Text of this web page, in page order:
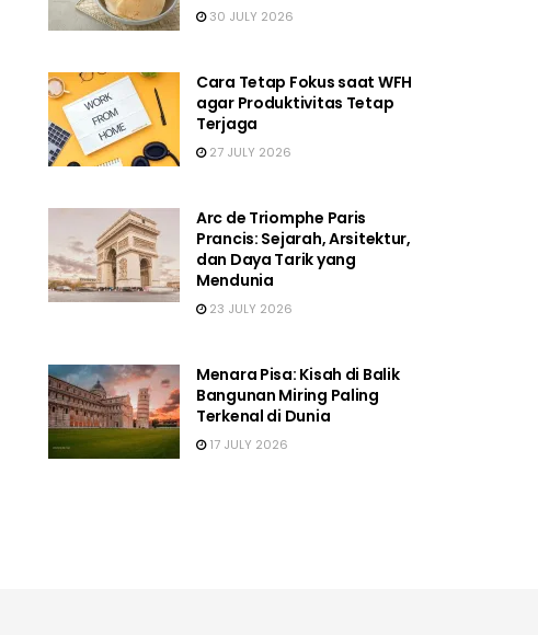
30 JULY 2026
Cara Tetap Fokus saat WFH
agar Produktivitas Tetap
Terjaga
27 JULY 2026
Arc de Triomphe Paris
Prancis: Sejarah, Arsitektur,
dan Daya Tarik yang
Mendunia
23 JULY 2026
Menara Pisa: Kisah di Balik
Bangunan Miring Paling
Terkenal di Dunia
17 JULY 2026